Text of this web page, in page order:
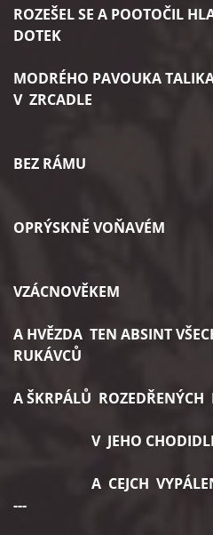
ROZEŠEL SE A POOTOČIL
DOTEK
MODRÉHO PAVOUKA
V ZRCADLE
V
BEZ RÁMU
V
OPRÝSKNĚ VOŇAVÉM
VZÁCNOVĚKEM
A HVĚZDA TEN ABSINT
RUKÁVCŮ
A ŠKRPÁLŮ
V JEHO
A CEJCH
---